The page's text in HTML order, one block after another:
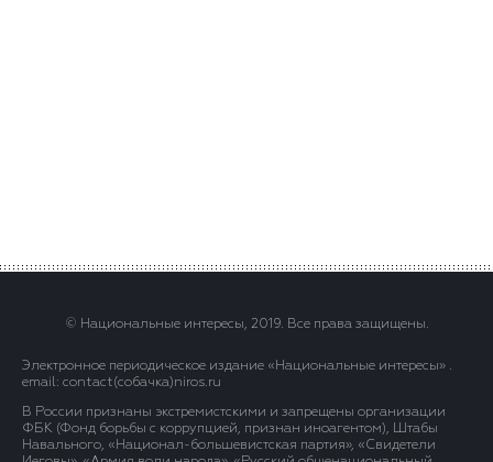
© Национальные интересы, 2019. Все права защищены.
Электронное периодическое издание «Национальные интересы» .
email: contact(сoбaчка)niros.ru
В России признаны экстремистскими и запрещены организации
ФБК (Фонд борьбы с коррупцией, признан иноагентом), Штабы
Навального, «Национал-большевистская партия», «Свидетели